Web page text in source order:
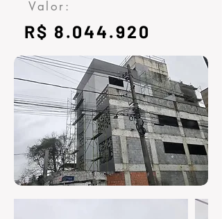
Valor:
R$ 8.044.920